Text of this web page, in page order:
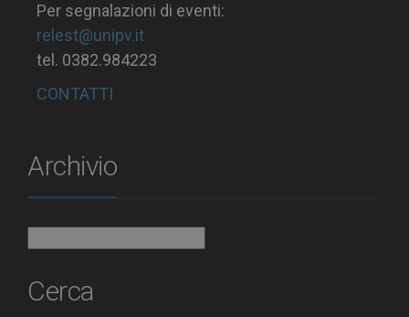
Per segnalazioni di eventi:
relest@unipv.it
tel. 0382.984223
CONTATTI
Archivio
Cerca